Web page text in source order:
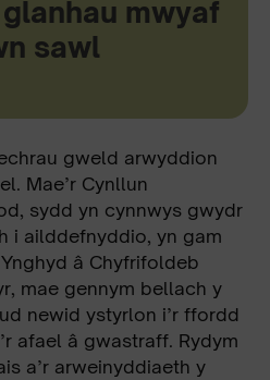
mwyaf
sawl
gweld arwyddion
Mae’r Cynllun
sydd yn cynnwys gwydr
i ailddefnyddio, yn gam
â Chyfrifoldeb
mae gennym bellach y
newid ystyrlon i’r ffordd
afael â gwastraff. Rydym
a’r arweinyddiaeth y